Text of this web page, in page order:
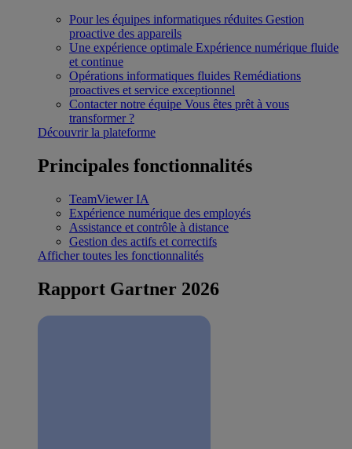
Pour les équipes informatiques réduites Gestion
proactive des appareils
Une expérience optimale Expérience numérique fluide
et continue
Opérations informatiques fluides Remédiations
proactives et service exceptionnel
Contacter notre équipe Vous êtes prêt à vous
transformer ?
Découvrir la plateforme
Principales fonctionnalités
TeamViewer IA
Expérience numérique des employés
Assistance et contrôle à distance
Gestion des actifs et correctifs
Afficher toutes les fonctionnalités
Rapport Gartner 2026